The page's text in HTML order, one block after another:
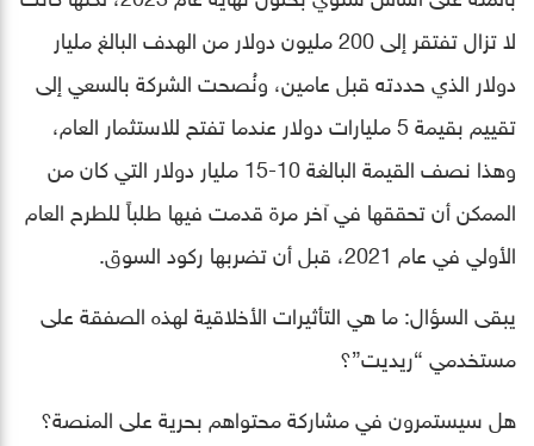
لا تزال تفتقر إلى 200 مليون دولار من الهدف البالغ مليار
دولار الذي حددته قبل عامين، ونُصحت الشركة بالسعي إلى
تقييم بقيمة 5 مليارات دولار عندما تفتح للاستثمار العام،
وهذا نصف القيمة البالغة 10-15 مليار دولار التي كان من
الممكن أن تحققها في آخر مرة قدمت فيها طلباً للطرح العام
الأولي في عام 2021، قبل أن تضربها ركود السوق.
يبقى السؤال: ما هي التأثيرات الأخلاقية لهذه الصفقة على
مستخدمي “ريديت”؟
هل سيستمرون في مشاركة محتواهم بحرية على المنصة؟